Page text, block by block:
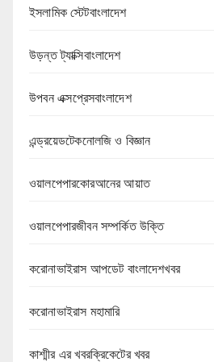
ইসলামিক স্টেটবাংলাদেশ
উড়ন্ত ট্যাক্সিবাংলাদেশ
উপবন এক্সপ্রেসবাংলাদেশ
এন্ড্রয়েডটেকনোলজি ও বিজ্ঞান
ওয়ালপেপারকোরআনের আয়াত
ওয়ালপেপারজীবন সম্পর্কিত উক্তি
করোনাভাইরাস আপডেট বাংলাদেশখবর
করোনাভাইরাস মহামারি
কাশ্মীর এর খবরক্রিকেটের খবর